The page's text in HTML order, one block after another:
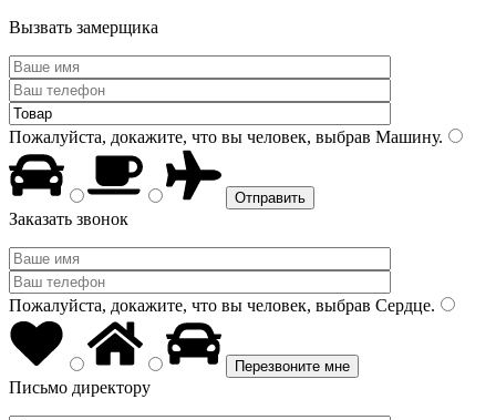
Вызвать замерщика
Пожалуйста, докажите, что вы человек, выбрав Машину.
Заказать звонок
Пожалуйста, докажите, что вы человек, выбрав Сердце.
Письмо директору